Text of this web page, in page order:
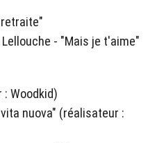
- "Mais je t'aime"
Woodkid)
nuova" (réalisateur :